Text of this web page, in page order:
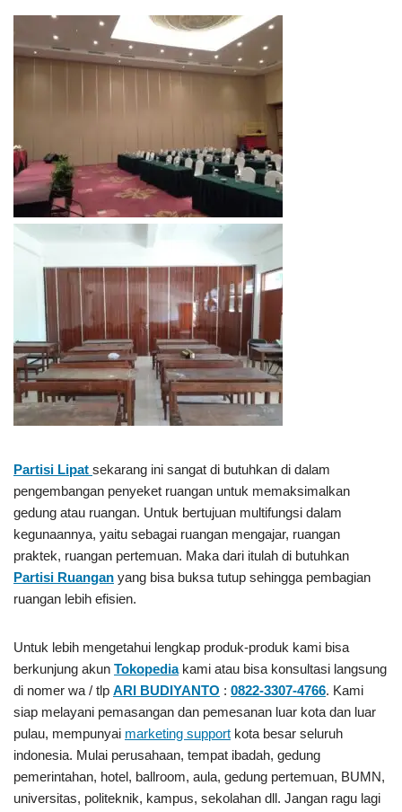
Partisi Lipat sekarang ini sangat di butuhkan di dalam
pengembangan penyeket ruangan untuk memaksimalkan
gedung atau ruangan. Untuk bertujuan multifungsi dalam
kegunaannya, yaitu sebagai ruangan mengajar, ruangan
praktek, ruangan pertemuan. Maka dari itulah di butuhkan
Partisi Ruangan yang bisa buksa tutup sehingga pembagian
ruangan lebih efisien.
Untuk lebih mengetahui lengkap produk-produk kami bisa
berkunjung akun Tokopediakami atau bisa konsultasi langsung
di nomer wa / tlp ARI BUDIYANTO : 0822-3307-4766. Kami
siap melayani pemasangan dan pemesanan luar kota dan luar
pulau, mempunyai marketing support kota besar seluruh
indonesia. Mulai perusahaan, tempat ibadah, gedung
pemerintahan, hotel, ballroom, aula, gedung pertemuan, BUMN,
universitas, politeknik, kampus, sekolahan dll. Jangan ragu lagi